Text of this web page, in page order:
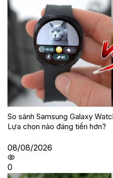
So sánh Samsung Galaxy
Lựa chọn nào đáng tiền hơn?
08/08/2026
0